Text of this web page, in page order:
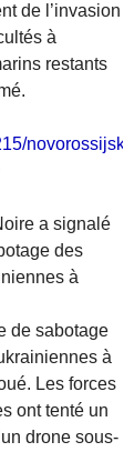
de l’invasion
à
restants
novorossijsk-
a signalé
des
à
de sabotage
à
Les forces
ont tenté un
drone sous-